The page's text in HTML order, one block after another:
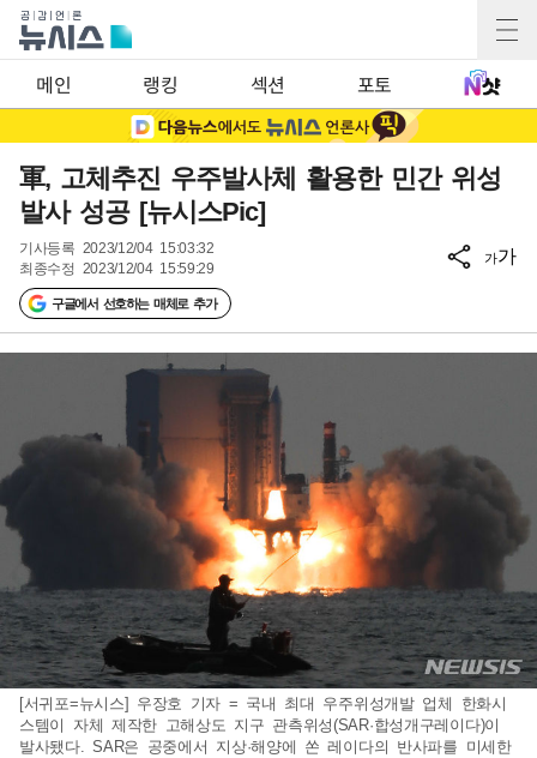
메인 랭킹 섹션 포토
軍, 고체추진 우주발사체 활용한 민간 위성
발사 성공 [뉴시스Pic]
기사등록 2023/12/04 15:03:32
최종수정 2023/12/04 15:59:29
구글에서 선호하는 매체로 추가
가가
[서귀포=뉴시스] 우장호 기자 = 국내 최대 우주위성개발 업체 한화시
스템이 자체 제작한 고해상도 지구 관측위성(SAR·합성개구레이다)이
발사됐다. SAR은 공중에서 지상·해양에 쏜 레이다의 반사파를 미세한